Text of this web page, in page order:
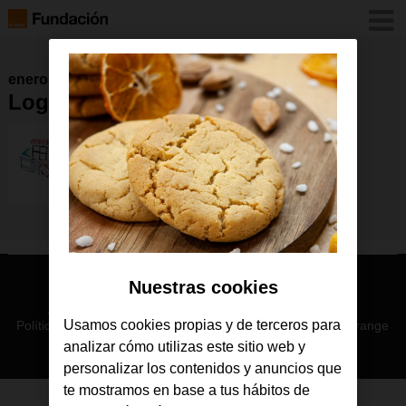
enero 2016
Logotipo Hablando con el Arte
© Orange 2026
Política de privacidad
Política de cookies Aviso legal Orange
Nuestras cookies
Usamos cookies propias y de terceros para
analizar cómo utilizas este sitio web y
personalizar los contenidos y anuncios que
te mostramos en base a tus hábitos de